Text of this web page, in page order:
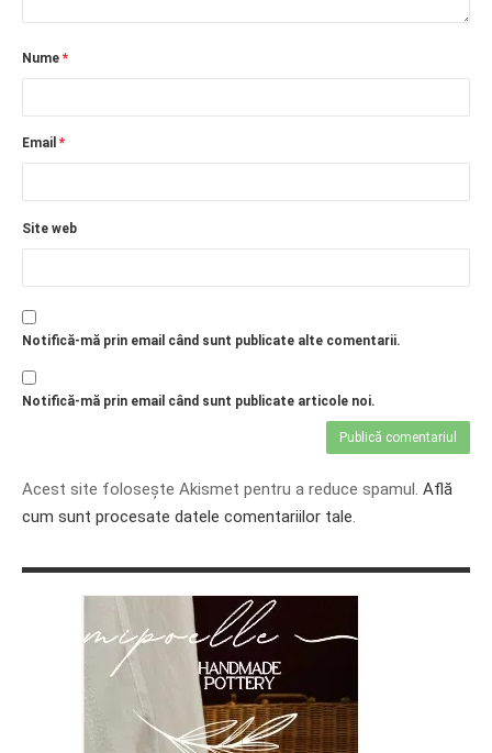
Nume *
Email *
Site web
Notifică-mă prin email când sunt publicate alte comentarii.
Notifică-mă prin email când sunt publicate articole noi.
Acest site folosește Akismet pentru a reduce spamul. Află
cum sunt procesate datele comentariilor tale.